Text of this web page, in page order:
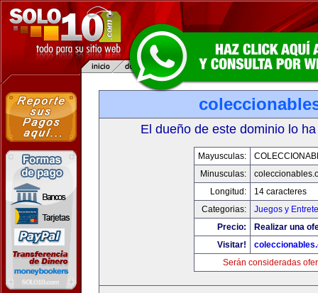
El dueño de este dominio lo
Mayusculas:
Minusculas:
Longitud:
14 caracteres
Categorias:
Juegos y
Precio:
Realizar una
Visitar!
Serán consideradas